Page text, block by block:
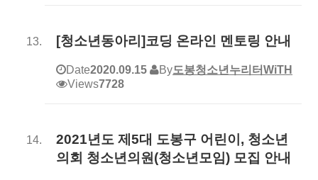
[청소년동아리]코딩 온라인 멘토링 안내
Date2020.09.15 By도봉청소년누리터WiTH
Views7728
2021년도 제5대 도봉구 어린이, 청소년
의회 청소년의원(청소년모임) 모집 안내